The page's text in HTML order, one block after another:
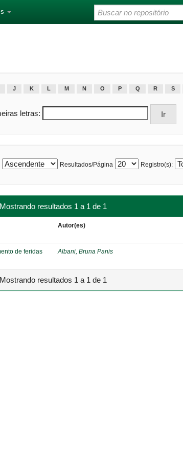
J K L M N O P Q R S
letras:
Resultados/Página Registro(s):
Mostrando resultados 1 a 1 de 1
Autor(es)
de feridas
Albani, Bruna Panis
Mostrando resultados 1 a 1 de 1